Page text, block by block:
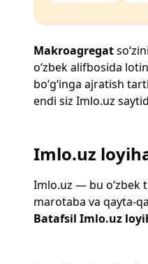
Makroagregat
o‘zbek alifbosida
bo‘g‘inga ajratish
endi siz Imlo.uz
Imlo.uz
Imlo.uz — bu o‘zbek
marotaba va qayta-
Batafsil Imlo.uz